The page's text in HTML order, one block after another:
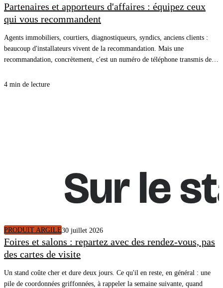
Partenaires et apporteurs d'affaires : équipez ceux
qui vous recommandent
Agents immobiliers, courtiers, diagnostiqueurs, syndics, anciens clients :
beaucoup d'installateurs vivent de la recommandation. Mais une
recommandation, concrètement, c'est un numéro de téléphone transmis de
partenaires le lien de votre simulateur, la recommandation arrive dans votre
4 min de lecture
PRODUIT ARGILE30 juillet 2026
Foires et salons : repartez avec des rendez-vous, pas
des cartes de visite
Un stand coûte cher et dure deux jours. Ce qu'il en reste, en général : une
pile de coordonnées griffonnées, à rappeler la semaine suivante, quand